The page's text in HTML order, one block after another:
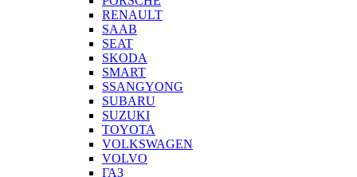
RENAULT
SAAB
SEAT
SKODA
SMART
SSANGYONG
SUBARU
SUZUKI
TOYOTA
VOLKSWAGEN
VOLVO
ГАЗ